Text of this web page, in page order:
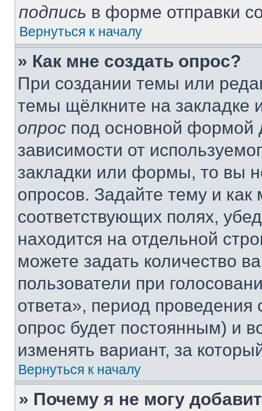
подпись в форме отправки
Вернуться к началу
» Как мне создать опрос?
При создании темы или
темы щёлкните на
опрос под основной формой
зависимости от
закладки или формы, то вы
опросов. Задайте тему и
соответствующих полях,
находится на отдельной
можете задать количество
пользователи при
ответа», период проведения
опрос будет постоянным) и
изменять вариант, за
Вернуться к началу
» Почему я не могу